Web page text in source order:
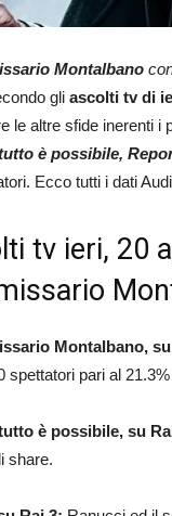
Montalbano
gli ascolti tv di
le altre sfide inerenti i
è possibile,
Ecco tutti i dati
tv ieri, 20
Montalbano,
spettatori pari al
è possibile, su
share.